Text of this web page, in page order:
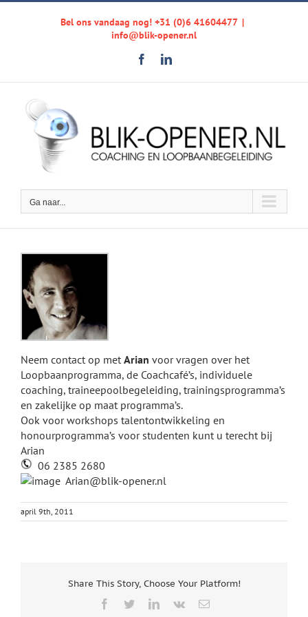
Bel ons vandaag nog! +31 (0)6 41604477 |
info@blik-opener.nl
FacebookLinkedIn
Ga naar...
Neem contact op met Arian voor vragen over het
Loopbaanprogramma, de Coachcafé’s, individuele
coaching, traineepoolbegeleiding, trainingsprogramma’s
en zakelijke op maat programma’s.
Ook voor workshops talentontwikkeling en
honourprogramma’s voor studenten kunt u terecht bij
Arian
06 2385 2680
Arian@blik-opener.nl
april 9th, 2011
Share This Story, Choose Your Platform!
Facebook
TwitterLinkedIn
Vk
E-